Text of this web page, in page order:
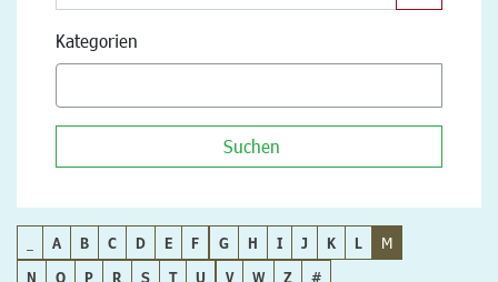
Kategorien
Suchen
A B C D E F G H I J K L
M
N
O P R S T U V W Z #